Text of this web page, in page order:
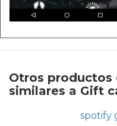
Otros productos
similares a Gift
spotify